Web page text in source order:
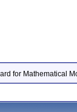
for Mathematical